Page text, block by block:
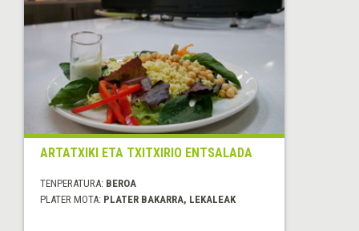
ARTATXIKI ETA TXITXIRIO ENTSALADA
TENPERATURA: BEROA
PLATER MOTA: PLATER BAKARRA, LEKALEAK